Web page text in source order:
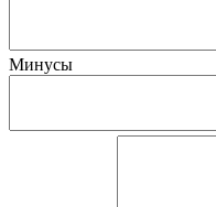
Минусы